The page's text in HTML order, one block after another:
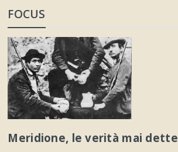
FOCUS
Meridione, le verità mai dette